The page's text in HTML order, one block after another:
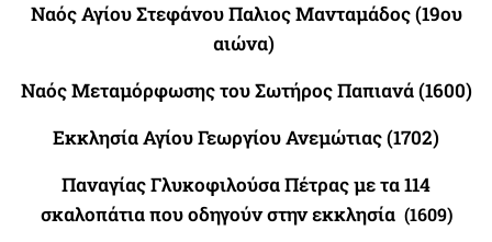
Ναός Αγίου Στεφάνου Παλιος Μανταμάδος (19ου
αιώνα)
Ναός Μεταμόρφωσης του Σωτήρος Παπιανά (1600)
Εκκλησία Αγίου Γεωργίου Ανεμώτιας (1702)
Παναγίας Γλυκοφιλούσα Πέτρας με τα114
σκαλοπάτια που οδηγούν στην εκκλησία (1609)